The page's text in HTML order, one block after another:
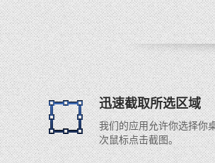
迅速截取所选区域
我们的应用允许你选择你
次鼠标点击截图。